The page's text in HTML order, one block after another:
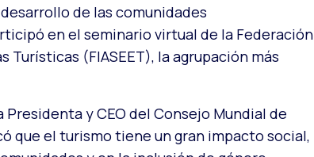
de las comunidades
en el seminario virtual de la Federación
(FIASEET), la agrupación más
Presidenta y CEO del Consejo Mundial de
que el turismo tiene un gran impacto social,